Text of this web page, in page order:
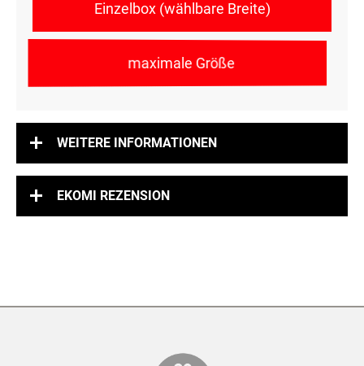
Einzelbox (wählbare Breite)
maximale Größe
WEITERE INFORMATIONEN
EKOMI REZENSION